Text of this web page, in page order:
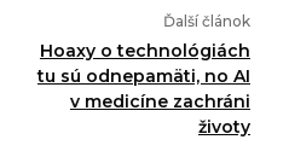
Ďalší článok
Hoaxy o technológiách
tu sú odnepamäti, no AI
v medicíne zachráni
životy